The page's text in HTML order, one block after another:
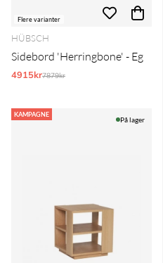
Flere varianter
HÜBSCH
Sidebord 'Herringbone' - Eg
4915krNormalpris:
7879kr
KAMPAGNE
På lager